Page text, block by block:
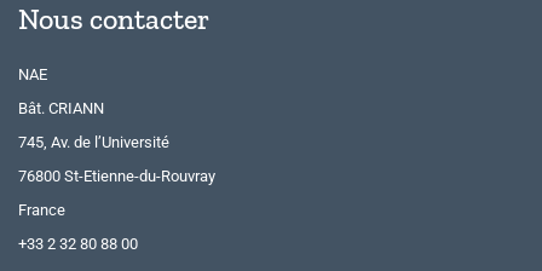
Nous contacter
NAE
Bât. CRIANN
745, Av. de l’Université
76800 St-Etienne-du-Rouvray
France
+33 2 32 80 88 00